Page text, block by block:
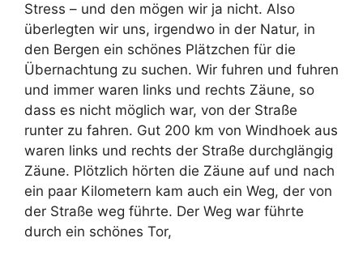
Stress – und den mögen wir ja nicht. Also
überlegten wir uns, irgendwo in der Natur, in
den Bergen ein schönes Plätzchen für die
Übernachtung zu suchen. Wir fuhren und fuhren
und immer waren links und rechts Zäune, so
dass es nicht möglich war, von der Straße
runter zu fahren. Gut 200 km von Windhoek aus
waren links und rechts der Straße durchglängig
Zäune. Plötzlich hörten die Zäune auf und nach
ein paar Kilometern kam auch ein Weg, der von
der Straße weg führte. Der Weg war führte
durch ein schönes Tor,